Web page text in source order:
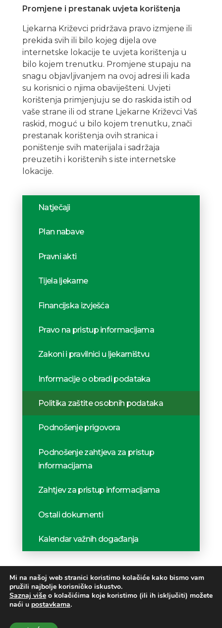
Promjene i prestanak uvjeta korištenja
Ljekarna Križevci pridržava pravo izmjene ili
prekida svih ili bilo kojeg dijela ove
internetske lokacije te uvjeta korištenja u
bilo kojem trenutku. Promjene stupaju na
snagu objavljivanjem na ovoj adresi ili kada
su korisnici o njima obaviješteni. Uvjeti
korištenja primjenjuju se do raskida istih od
vaše strane ili od strane Ljekarne Križevci Vaš
raskid, moguć u bilo kojem trenutku, znači
prestanak korištenja ovih stranica i
poništenje svih materijala i sadržaja
preuzetih i korištenih s iste internetske
lokacije.
Natječaji
Plan nabave
Pravni akti
Tijela ljekarne
Financijska izvješća
Pravo na pristup informacijama
Zakoni i pravilnici u ljekarništvu
Informacije o obradi podataka
Politika zaštite osobnih podataka
Podnošenje prigovora
Podnošenje zahtjeva za pristup
informacijama
Zahtjev za pristup informacijama
Ostali dokumenti
Kalendar važnih događanja
Mi na našoj web stranici koristimo kolačiće kako bismo vam
pružili najbolje korisničko iskustvo.
Saznaj više o kolačićima koje koristimo (ili ih isključiti) možete
naći u postavkama.